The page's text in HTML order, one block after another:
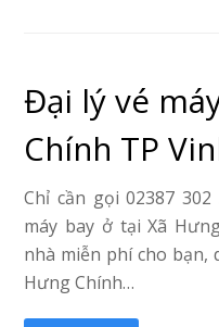
Đại lý vé
Chính TP
Chỉ cần gọi 02387
máy bay ở tại Xã
nhà miễn phí cho bạn,
Hưng Chính…